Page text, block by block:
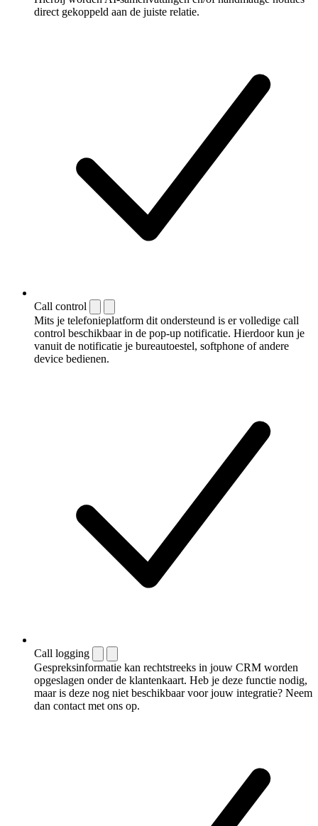
direct gekoppeld aan de juiste relatie.
Call control
Mits je telefonieplatform dit ondersteund is er volledige call
control beschikbaar in de pop-up notificatie. Hierdoor kun je
vanuit de notificatie je bureautoestel, softphone of andere
device bedienen.
Call logging
Gespreksinformatie kan rechtstreeks in jouw CRM worden
opgeslagen onder de klantenkaart. Heb je deze functie nodig,
maar is deze nog niet beschikbaar voor jouw integratie? Neem
dan contact met ons op.